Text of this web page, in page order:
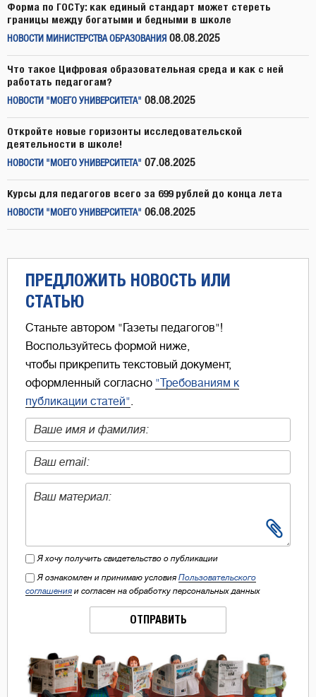
Форма по ГОСТу: как единый стандарт может стереть
границы между богатыми и бедными в школе
НОВОСТИ МИНИСТЕРСТВА ОБРАЗОВАНИЯ 08.08.2025
Что такое Цифровая образовательная среда и как с ней
работать педагогам?
НОВОСТИ "МОЕГО УНИВЕРСИТЕТА" 08.08.2025
Откройте новые горизонты исследовательской
деятельности в школе!
НОВОСТИ "МОЕГО УНИВЕРСИТЕТА" 07.08.2025
Курсы для педагогов всего за 699 рублей до конца лета
НОВОСТИ "МОЕГО УНИВЕРСИТЕТА" 06.08.2025
ПРЕДЛОЖИТЬ НОВОСТЬ ИЛИ
СТАТЬЮ
Станьте автором "Газеты педагогов"!
Воспользуйтесь формой ниже,
чтобы прикрепить текстовый документ,
оформленный согласно "Требованиям к
публикации статей".
Я хочу получить свидетельство о публикации
Я ознакомлен и принимаю условия Пользовательского
соглашения и согласен на обработку персональных данных
ОТПРАВИТЬ